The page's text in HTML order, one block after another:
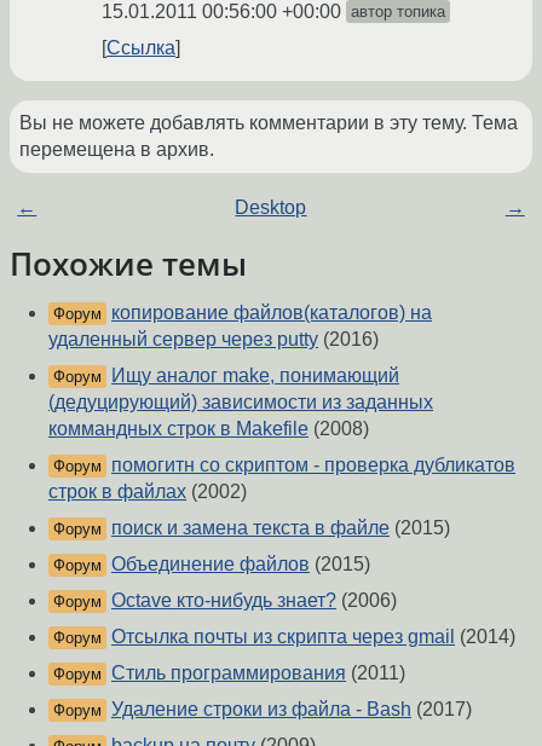
15.01.2011 00:56:00 +00:00 автор топика
Ссылка
Вы не можете добавлять комментарии в эту тему. Тема
перемещена в архив.
← Desktop →
Похожие темы
Форум
копирование файлов(каталогов) на
удаленный сервер через putty (2016)
Форум
Ищу аналог make, понимающий
(дедуцирующий) зависимости из заданных
коммандных строк в Makefile (2008)
Форум
помогитн со скриптом - проверка дубликатов
строк в файлах (2002)
Форум поиск и замена текста в файле (2015)
Форум Объединение файлов (2015)
Форум Octave кто-нибудь знает? (2006)
Форум Отсылка почты из скрипта через gmail (2014)
Форум Стиль программирования (2011)
Форум Удаление строки из файла - Bash (2017)